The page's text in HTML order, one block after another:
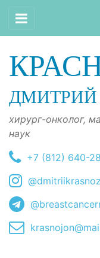
ДМИТРИЙ
хирург-онколог,
наук
+7 (812) 640-